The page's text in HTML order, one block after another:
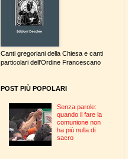
Canti gregoriani della Chiesa e canti
particolari dell'Ordine Francescano
POST PIÙ POPOLARI
Senza parole:
quando il fare la
comunione non
ha più nulla di
sacro